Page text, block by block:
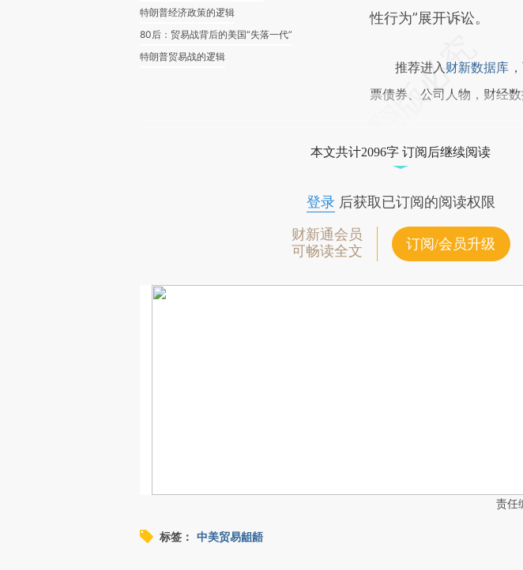
特朗普经济政策的逻辑
80后：贸易战背后的美国“失落一代”
特朗普贸易战的逻辑
性行为”展开诉讼。
推荐进入财新数据库
票债券、公司人物，财经数
本文共计2096字 订阅后继续阅读
登录后获取已订阅的阅读权限
财新通会员
可畅读全文
订阅/会员升级
责任
标签： 中美贸易龃龉